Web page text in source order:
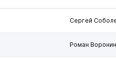
Сергей
Роман Воронин